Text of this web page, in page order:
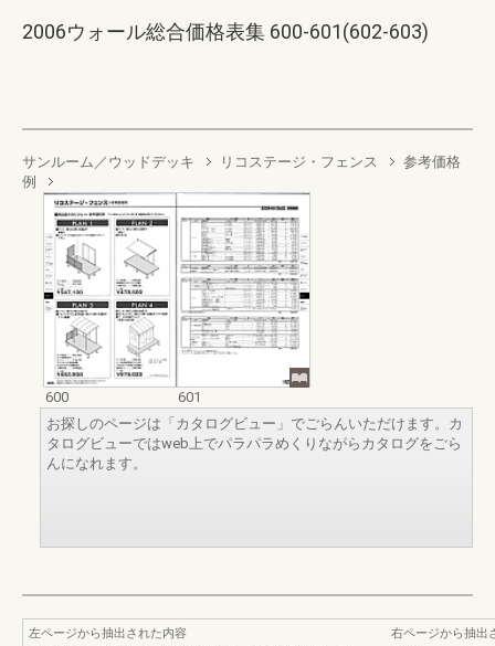
2006ウォール総合価格表集 600-601(602-603)
サンルーム／ウッドデッキ リコステージ・フェンス
参考価格
例
600
601
お探しのページは「カタログビュー」でごらんいただけます。カ
タログビューではweb上でパラパラめくりながらカタログをごら
んになれます。
左ページから抽出された内容
右ページから抽出